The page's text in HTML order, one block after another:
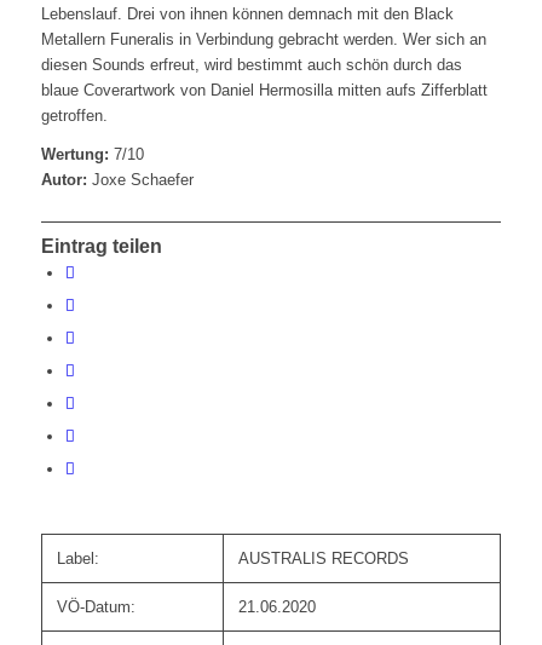
Lebenslauf. Drei von ihnen können demnach mit den Black
Metallern Funeralis in Verbindung gebracht werden. Wer sich an
diesen Sounds erfreut, wird bestimmt auch schön durch das
blaue Coverartwork von Daniel Hermosilla mitten aufs Zifferblatt
getroffen.
Wertung: 7/10
Autor: Joxe Schaefer
Eintrag teilen
Label: AUSTRALIS RECORDS
VÖ-Datum: 21.06.2020